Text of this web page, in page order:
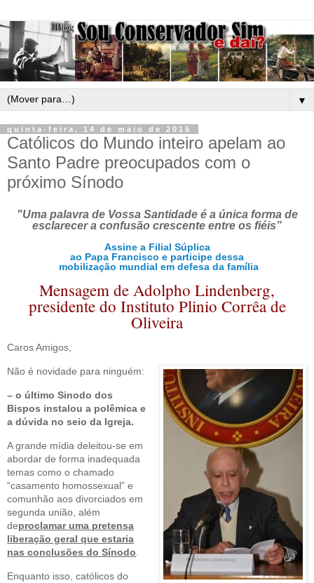
▼
quinta-feira, 14 de maio de 2015
Católicos do Mundo inteiro apelam ao
Santo Padre preocupados com o
próximo Sínodo
"Uma palavra de Vossa Santidade é a única forma de
esclarecer a confusão crescente entre os fiéis”
Assine a Filial Súplica
ao Papa Francisco e participe dessa
mobilização mundial em defesa da família
Mensagem de Adolpho Lindenberg,
presidente do Instituto Plinio Corrêa de
Oliveira
Caros Amigos,
Não é novidade para ninguém:
– o último Sinodo dos
Bispos instalou a polêmica e
a dúvida no seio da Igreja.
A grande mídia deleitou-se em
abordar de forma inadequada
temas como o chamado
“casamento homossexual” e
comunhão aos divorciados em
segunda união, além
deproclamar uma pretensa
liberação geral que estaria
nas conclusões do Sínodo
Enquanto isso, católicos do